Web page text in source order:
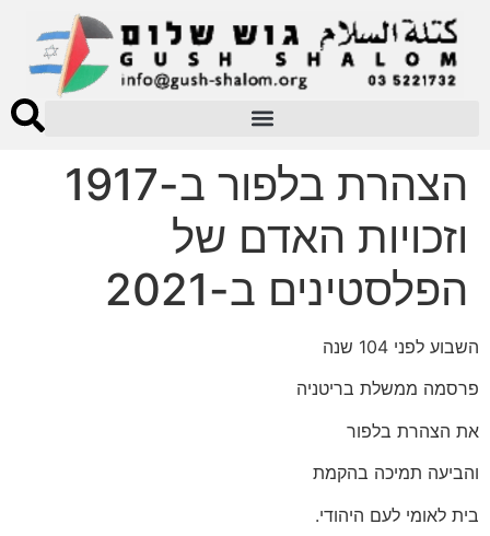
הצהרת בלפור ב-1917
וזכויות האדם של
הפלסטינים ב-2021
השבוע לפני 104 שנה
פרסמה ממשלת בריטניה
את הצהרת בלפור
והביעה תמיכה בהקמת
בית לאומי לעם היהודי.